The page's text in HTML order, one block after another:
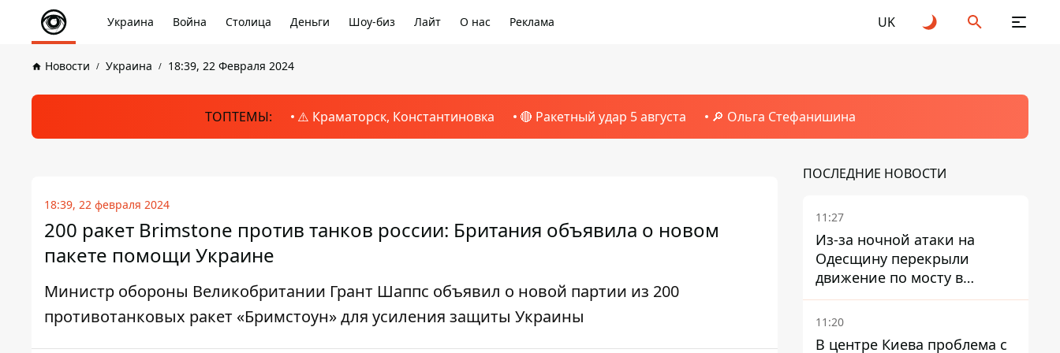
Украина Война Столица Деньги Шоу-биз Лайт О нас Реклама UK
Новости Украина 18:39, 22 Февраля 2024
ТОПТЕМЫ: ⚠️ Краматорск, Константиновка 🔴 Ракетный удар 5 августа 🔎 Ольга Стефанишина
18:39, 22 февраля 2024
200 ракет Brimstone против танков россии: Британия объявила о новом
пакете помощи Украине
Министр обороны Великобритании Грант Шаппс объявил о новой партии из 200
противотанковых ракет «Бримстоун» для усиления защиты Украины
ПОСЛЕДНИЕ НОВОСТИ
11:27
Из-за ночной атаки на
Одесщину перекрыли
движение по мосту в
Маяках - подробности от
ГНСУ
11:20
В центре Киева проблема с